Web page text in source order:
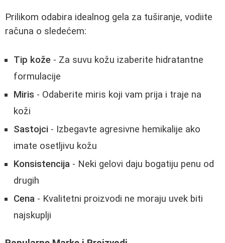
Prilikom odabira idealnog gela za tuširanje, vodiite
računa o sledećem:
Tip kože - Za suvu kožu izaberite hidratantne
formulacije
Miris - Odaberite miris koji vam prija i traje na
koži
Sastojci - Izbegavte agresivne hemikalije ako
imate osetljivu kožu
Konsistencija - Neki gelovi daju bogatiju penu od
drugih
Cena - Kvalitetni proizvodi ne moraju uvek biti
najskuplji